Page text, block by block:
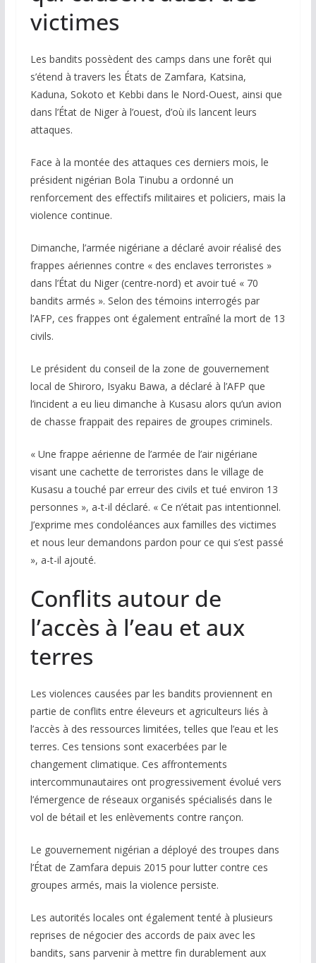
victimes
Les bandits possèdent des camps dans une forêt qui
s’étend à travers les États de Zamfara, Katsina,
Kaduna, Sokoto et Kebbi dans le Nord-Ouest, ainsi que
dans l’État de Niger à l’ouest, d’où ils lancent leurs
attaques.
Face à la montée des attaques ces derniers mois, le
président nigérian Bola Tinubu a ordonné un
renforcement des effectifs militaires et policiers, mais la
violence continue.
Dimanche, l’armée nigériane a déclaré avoir réalisé des
frappes aériennes contre « des enclaves terroristes »
dans l’État du Niger (centre-nord) et avoir tué « 70
bandits armés ». Selon des témoins interrogés par
l’AFP, ces frappes ont également entraîné la mort de 13
civils.
Le président du conseil de la zone de gouvernement
local de Shiroro, Isyaku Bawa, a déclaré à l’AFP que
l’incident a eu lieu dimanche à Kusasu alors qu’un avion
de chasse frappait des repaires de groupes criminels.
« Une frappe aérienne de l’armée de l’air nigériane
visant une cachette de terroristes dans le village de
Kusasu a touché par erreur des civils et tué environ 13
personnes », a-t-il déclaré. « Ce n’était pas intentionnel.
J’exprime mes condoléances aux familles des victimes
et nous leur demandons pardon pour ce qui s’est passé
», a-t-il ajouté.
Conflits autour de
l’accès à l’eau et aux
terres
Les violences causées par les bandits proviennent en
partie de conflits entre éleveurs et agriculteurs liés à
l’accès à des ressources limitées, telles que l’eau et les
terres. Ces tensions sont exacerbées par le
changement climatique. Ces affrontements
intercommunautaires ont progressivement évolué vers
l’émergence de réseaux organisés spécialisés dans le
vol de bétail et les enlèvements contre rançon.
Le gouvernement nigérian a déployé des troupes dans
l’État de Zamfara depuis 2015 pour lutter contre ces
groupes armés, mais la violence persiste.
Les autorités locales ont également tenté à plusieurs
reprises de négocier des accords de paix avec les
bandits, sans parvenir à mettre fin durablement aux